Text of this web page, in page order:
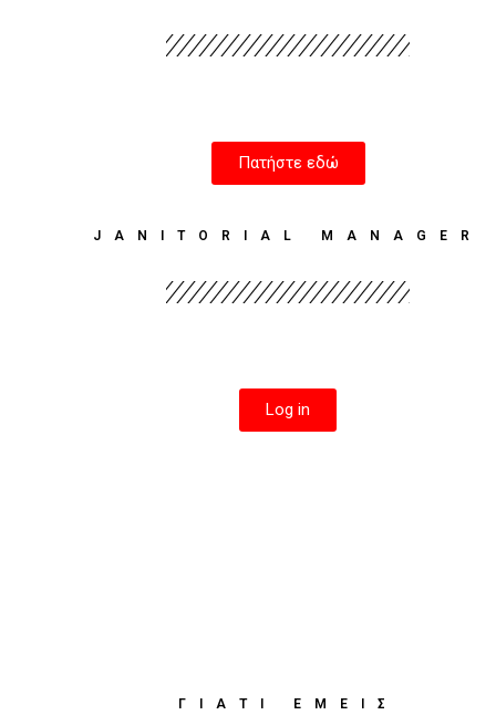
Πατήστε εδώ
JANITORIAL MANAGER
Log in
ΓΙΑΤΙ ΕΜΕΙΣ